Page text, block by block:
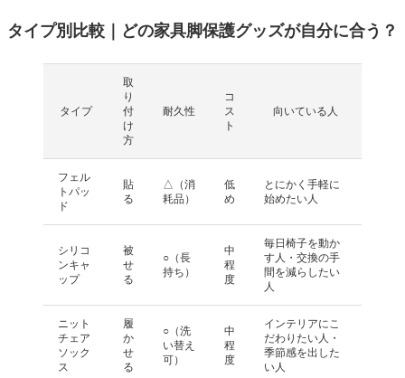
タイプ別比較｜どの家具脚保護グッズが自分に合う？
タイプ
取
り
付
け
方
耐久性
コ
ス
ト
向いている人
フェル
トパッ
ド
貼
る
△（消
耗品）
低
め
とにかく手軽に
始めたい人
シリコ
ンキャ
ップ
被
せ
る
○（長
持ち）
中
程
度
毎日椅子を動か
す人・交換の手
間を減らしたい
人
ニット
チェア
ソック
ス
履
か
せ
る
○（洗
い替え
可）
中
程
度
インテリアにこ
だわりたい人・
季節感を出した
い人